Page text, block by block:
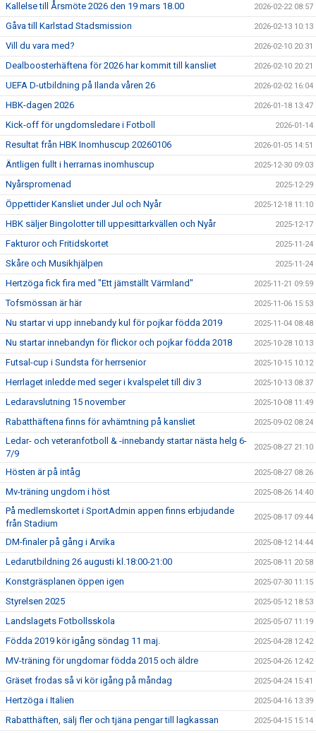
Kallelse till Årsmöte 2026 den 19 mars 18.00 2026-02-22 08:57
Gåva till Karlstad Stadsmission 2026-02-13 10:13
Vill du vara med? 2026-02-10 20:31
Dealboosterhäftena för 2026 har kommit till kansliet 2026-02-10 20:21
UEFA D-utbildning på Ilanda våren 26 2026-02-02 16:04
HBK-dagen 2026 2026-01-18 13:47
Kick-off för ungdomsledare i Fotboll 2026-01-14
Resultat från HBK Inomhuscup 20260106 2026-01-05 14:51
Äntligen fullt i herrarnas inomhuscup 2025-12-30 09:03
Nyårspromenad 2025-12-29
Öppettider Kansliet under Jul och Nyår 2025-12-18 11:10
HBK säljer Bingolotter till uppesittarkvällen och Nyår 2025-12-17
Fakturor och Fritidskortet 2025-11-24
Skåre och Musikhjälpen 2025-11-24
Hertzöga fick fira med "Ett jämställt Värmland" 2025-11-21 09:59
Tofsmössan är här 2025-11-06 15:53
Nu startar vi upp innebandy kul för pojkar födda 2019 2025-11-04 08:48
Nu startar innebandyn för flickor och pojkar födda 2018 2025-10-28 10:13
Futsal-cup i Sundsta för herrsenior 2025-10-15 10:12
Herrlaget inledde med seger i kvalspelet till div 3 2025-10-13 08:37
Ledaravslutning 15 november 2025-10-08 11:49
Rabatthäftena finns för avhämtning på kansliet 2025-09-02 08:24
Ledar- och veteranfotboll & -innebandy startar nästa helg 6-
7/9
2025-08-27 21:10
Hösten är på intåg 2025-08-27 08:26
Mv-träning ungdom i höst 2025-08-26 14:40
På medlemskortet i SportAdmin appen finns erbjudande
från Stadium
2025-08-17 09:44
DM-finaler på gång i Arvika 2025-08-12 14:44
Ledarutbildning 26 augusti kl.18:00-21:00 2025-08-11 20:58
Konstgräsplanen öppen igen 2025-07-30 11:15
Styrelsen 2025 2025-05-12 18:53
Landslagets Fotbollsskola 2025-05-07 11:19
Födda 2019 kör igång söndag 11 maj. 2025-04-28 12:42
MV-träning för ungdomar födda 2015 och äldre 2025-04-26 12:42
Gräset frodas så vi kör igång på måndag 2025-04-24 15:41
Hertzöga i Italien 2025-04-16 13:39
Rabatthäften, sälj fler och tjäna pengar till lagkassan 2025-04-15 15:14